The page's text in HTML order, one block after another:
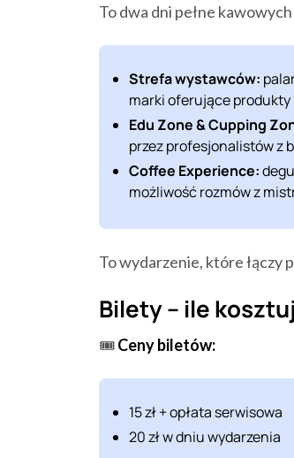
To dwa dni pełne
Strefa wystawców:
marki oferujące
Edu Zone & Cupping
przez profesjonalistów z
Coffee Experience:
możliwość rozmów z
To wydarzenie, które łączy
Bilety – ile
🎟️Ceny biletów:
15 zł + opłata serwisowa
20 zł w dniu wydarzenia